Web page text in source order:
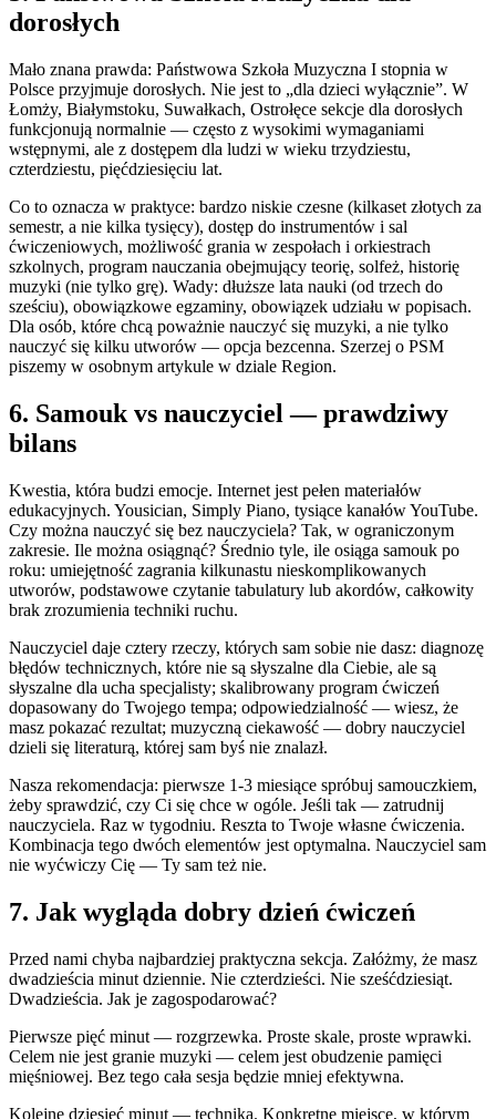
dorosłych
Mało znana prawda: Państwowa Szkoła Muzyczna I stopnia w
Polsce przyjmuje dorosłych. Nie jest to „dla dzieci wyłącznie”. W
Łomży, Białymstoku, Suwałkach, Ostrołęce sekcje dla dorosłych
funkcjonują normalnie — często z wysokimi wymaganiami
wstępnymi, ale z dostępem dla ludzi w wieku trzydziestu,
czterdziestu, pięćdziesięciu lat.
Co to oznacza w praktyce: bardzo niskie czesne (kilkaset złotych za
semestr, a nie kilka tysięcy), dostęp do instrumentów i sal
ćwiczeniowych, możliwość grania w zespołach i orkiestrach
szkolnych, program nauczania obejmujący teorię, solfeż, historię
muzyki (nie tylko grę). Wady: dłuższe lata nauki (od trzech do
sześciu), obowiązkowe egzaminy, obowiązek udziału w popisach.
Dla osób, które chcą poważnie nauczyć się muzyki, a nie tylko
nauczyć się kilku utworów — opcja bezcenna. Szerzej o PSM
piszemy w osobnym artykule w dziale Region.
6. Samouk vs nauczyciel — prawdziwy
bilans
Kwestia, która budzi emocje. Internet jest pełen materiałów
edukacyjnych. Yousician, Simply Piano, tysiące kanałów YouTube.
Czy można nauczyć się bez nauczyciela? Tak, w ograniczonym
zakresie. Ile można osiągnąć? Średnio tyle, ile osiąga samouk po
roku: umiejętność zagrania kilkunastu nieskomplikowanych
utworów, podstawowe czytanie tabulatury lub akordów, całkowity
brak zrozumienia techniki ruchu.
Nauczyciel daje cztery rzeczy, których sam sobie nie dasz: diagnozę
błędów technicznych, które nie są słyszalne dla Ciebie, ale są
słyszalne dla ucha specjalisty; skalibrowany program ćwiczeń
dopasowany do Twojego tempa; odpowiedzialność — wiesz, że
masz pokazać rezultat; muzyczną ciekawość — dobry nauczyciel
dzieli się literaturą, której sam byś nie znalazł.
Nasza rekomendacja: pierwsze 1-3 miesiące spróbuj samouczkiem,
żeby sprawdzić, czy Ci się chce w ogóle. Jeśli tak — zatrudnij
nauczyciela. Raz w tygodniu. Reszta to Twoje własne ćwiczenia.
Kombinacja tego dwóch elementów jest optymalna. Nauczyciel sam
nie wyćwiczy Cię — Ty sam też nie.
7. Jak wygląda dobry dzień ćwiczeń
Przed nami chyba najbardziej praktyczna sekcja. Załóżmy, że masz
dwadzieścia minut dziennie. Nie czterdzieści. Nie sześćdziesiąt.
Dwadzieścia. Jak je zagospodarować?
Pierwsze pięć minut — rozgrzewka. Proste skale, proste wprawki.
Celem nie jest granie muzyki — celem jest obudzenie pamięci
mięśniowej. Bez tego cała sesja będzie mniej efektywna.
Kolejne dziesięć minut — technika. Konkretne miejsce, w którym